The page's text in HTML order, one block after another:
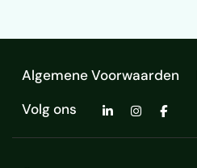
Algemene Voorwaarden
Volg ons